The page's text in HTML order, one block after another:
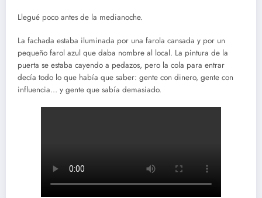
Llegué poco antes de la medianoche.
La fachada estaba iluminada por una farola cansada y por un
pequeño farol azul que daba nombre al local. La pintura de la
puerta se estaba cayendo a pedazos, pero la cola para entrar
decía todo lo que había que saber: gente con dinero, gente con
influencia… y gente que sabía demasiado.